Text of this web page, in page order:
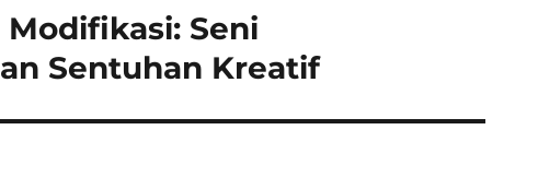
Seni
Sentuhan Kreatif